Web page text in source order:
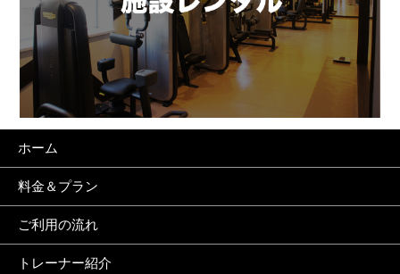
ホーム
料金＆プラン
ご利用の流れ
トレーナー紹介